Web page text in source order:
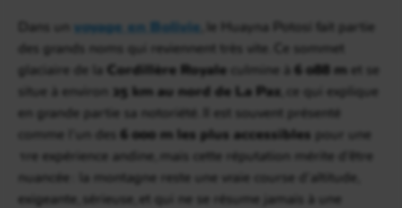
Dans un voyage en Bolivie , le Huayna Potosí fait partie
des grands noms qui reviennent très vite. Ce sommet
glaciaire de la Cordillère Royale culmine à 6 088 m et se
situe à environ
25 km au nord de La Paz , ce qui explique
en grande partie sa notoriété. Il est souvent présenté
comme l’un des 6 000 m les plus accessibles pour une
1re expérience andine, mais cette réputation mérite d’être
nuancée : la montagne reste une vraie course d’altitude,
exigeante, sérieuse, et qui ne se résume jamais à une